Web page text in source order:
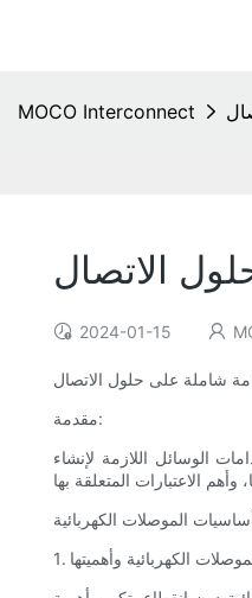
MOCO Interconnect
الاتصال
2024-01-15
شاملة على حلول الاتصال
مقدمة:
الوسائل اللازمة لإنشاء